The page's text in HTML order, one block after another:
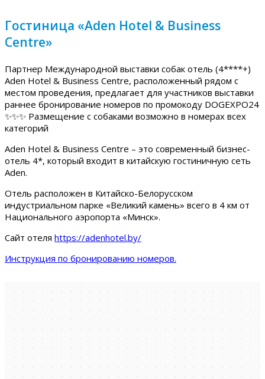
Гостиница «Aden Hotel & Business
Centre»
Партнер Международной выставки собак отель (4****+)
Aden Hotel & Business Centre, расположенный рядом с
местом проведения, предлагает для участников выставки
раннее бронирование номеров по промокоду DOGEXPO24
✨✨✨ Размещение с собаками возможно в номерах всех
категорий
Aden Hotel & Business Centre – это современный бизнес-
отель 4*, который входит в китайскую гостиничную сеть
Aden.
Отель расположен в Китайско-Белорусском
индустриальном парке «Великий камень» всего в 4 км от
Национального аэропорта «Минск».
Сайт отеля https://adenhotel.by/
Инструкция по бронированию номеров.